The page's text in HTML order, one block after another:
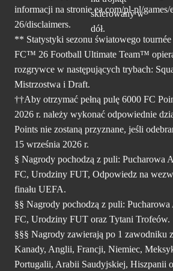
informacji na stronie ea.com/pl-pl/games/
26/disclaimers.
** Statystyki sezonu światowego
FC™ 26 Football Ultimate Team™
rozgrywce w następujących trybach:
Mistrzostwa i Draft.
††Aby otrzymać pełną pulę 6000 FC
2026 r. należy wykonać odpowiednie
Points nie zostaną przyznane, jeśli
15 września 2026 r.
§ Nagrody pochodzą z puli: Pucharowa
FC, Urodziny FUT, Odpowiedz na
finału UEFA.
§§ Nagrody pochodzą z puli:
FC, Urodziny FUT oraz Tytani Trofeów.
§§§ Nagrody zawierają po 1 zawodniku
Kanady, Anglii, Francji, Niemiec,
Portugalii, Arabii Saudyjskiej, Hiszpanii